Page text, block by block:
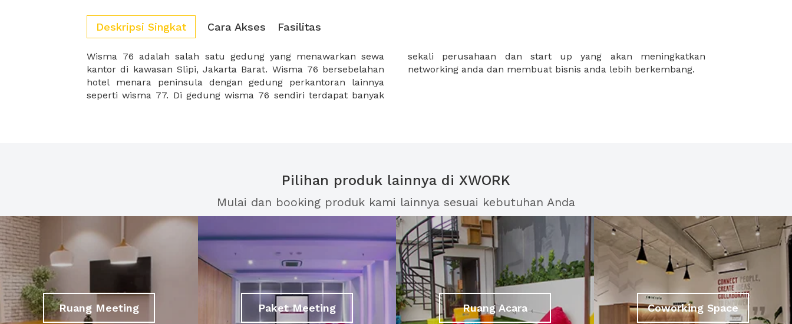
Deskripsi Singkat Cara Akses Fasilitas
Wisma 76 adalah salah satu gedung yang menawarkan sewa
kantor di kawasan Slipi, Jakarta Barat. Wisma 76 bersebelahan
hotel menara peninsula dengan gedung perkantoran lainnya
seperti wisma 77. Di gedung wisma 76 sendiri terdapat banyak
sekali perusahaan dan start up yang akan meningkatkan
networking anda dan membuat bisnis anda lebih berkembang.
Pilihan produk lainnya di XWORK
Mulai dan booking produk kami lainnya sesuai kebutuhan Anda
Ruang Meeting Paket Meeting Ruang Acara Coworking Space